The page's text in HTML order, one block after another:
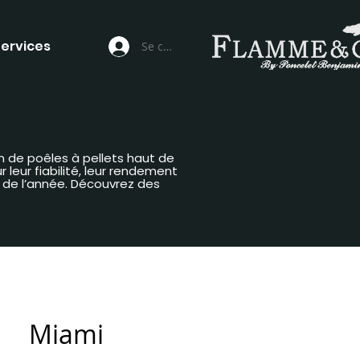
Se connecter
Miami
de poêles à pellets haut de
leur fiabilité, leur rendement
l’année. Découvrez des